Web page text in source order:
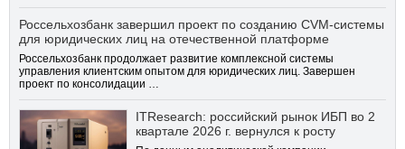
Россельхозбанк завершил проект по созданию CVM-системы
для юридических лиц на отечественной платформе
Россельхозбанк продолжает развитие комплексной системы
управления клиентским опытом для юридических лиц. Завершен
проект по консолидации …
ITResearch: российский рынок ИБП во 2
квартале 2026 г. вернулся к росту